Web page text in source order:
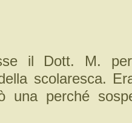
il Dott. M.
scolaresca.
una perché